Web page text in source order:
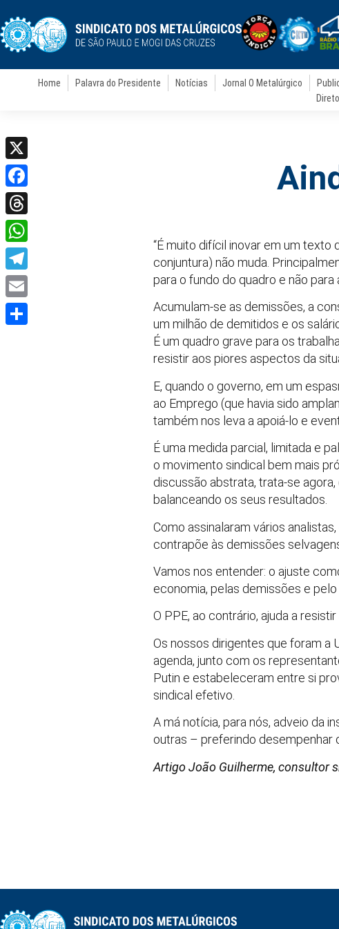
Home Palavra do Presidente Notícias Jornal O Metalúrgico
“É muito difícil inovar em um texto
conjuntura) não muda.
para o fundo do quadro e não
Acumulam-se as demissões, a
um milhão de demitidos e os
É um quadro grave para os
resistir aos piores aspectos da
E, quando o governo, em um
ao Emprego (que havia sido
também nos leva a apoiá-lo e
É uma medida parcial, limitada e
o movimento sindical bem mais
discussão abstrata, trata-se
balanceando os seus resultados.
Como assinalaram vários
contrapõe às demissões
Vamos nos entender: o ajuste
economia, pelas demissões e
O PPE, ao contrário, ajuda a
Os nossos dirigentes que foram a
agenda, junto com os
Putin e estabeleceram entre si
sindical efetivo.
A má notícia, para nós, adveio da
outras – preferindo desempenhar
Artigo João Guilherme, consultor
X
Facebook
Threads
WhatsApp
Telegram
Email